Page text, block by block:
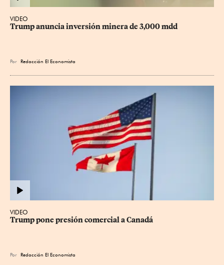
VIDEO
Trump anuncia inversión minera de 3,000 mdd
Por Redacción El Economista
VIDEO
Trump pone presión comercial a Canadá
Por Redacción El Economista